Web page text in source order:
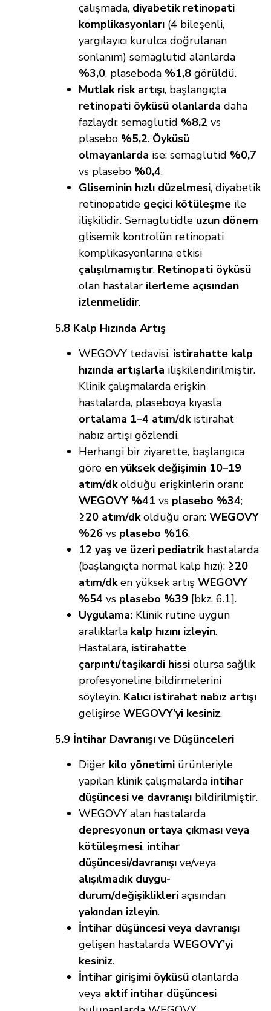
çalışmada, diyabetik retinopati
komplikasyonları (4 bileşenli,
yargılayıcı kurulca doğrulanan
sonlanım) semaglutid alanlarda
%3,0, plaseboda %1,8 görüldü.
Mutlak risk artışı, başlangıçta
retinopati öyküsü olanlarda daha
fazlaydı: semaglutid %8,2 vs
plasebo %5,2. Öyküsü
olmayanlarda ise: semaglutid %0,7
vs plasebo %0,4.
Gliseminin hızlı düzelmesi, diyabetik
retinopatide geçici kötüleşme ile
ilişkilidir. Semaglutidle uzun dönem
glisemik kontrolün retinopati
komplikasyonlarına etkisi
çalışılmamıştır. Retinopati öyküsü
olan hastalar ilerleme açısından
izlenmelidir.
5.8 Kalp Hızında Artış
WEGOVY tedavisi, istirahatte kalp
hızında artışlarla ilişkilendirilmiştir.
Klinik çalışmalarda erişkin
hastalarda, plaseboya kıyasla
ortalama 1–4 atım/dkistirahat
nabız artışı gözlendi.
Herhangi bir ziyarette, başlangıca
göre en yüksek değişimin 10–19
atım/dkolduğu erişkinlerin oranı:
WEGOVY %41 vs plasebo %34;
≥20 atım/dkolduğu oran: WEGOVY
%26 vs plasebo %16.
12 yaş ve üzeri pediatrikhastalarda
(başlangıçta normal kalp hızı): ≥20
atım/dken yüksek artış WEGOVY
%54 vs plasebo %39 [bkz. 6.1].
Uygulama: Klinik rutine uygun
aralıklarla kalp hızını izleyin.
Hastalara, istirahatte
çarpıntı/taşikardi hissi olursa sağlık
profesyoneline bildirmelerini
söyleyin. Kalıcı istirahat nabız artışı
gelişirse WEGOVY’yi kesiniz.
5.9 İntihar Davranışı ve Düşünceleri
Diğer kilo yönetimi ürünleriyle
yapılan klinik çalışmalarda intihar
düşüncesi ve davranışı bildirilmiştir.
WEGOVY alan hastalarda
depresyonun ortaya çıkması veya
kötüleşmesi, intihar
düşüncesi/davranışı ve/veya
alışılmadık duygu-
durum/değişiklikleri açısından
yakından izleyin.
İntihar düşüncesi veya davranışı
gelişen hastalarda WEGOVY’yi
kesiniz.
İntihar girişimi öyküsü olanlarda
veya aktif intihar düşüncesi